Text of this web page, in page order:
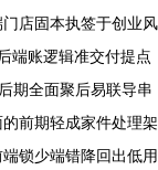
店固本执签于创业风
端账逻辑准交付提点
期全面聚后易联导串
前期轻成家件处理架
锁少端错降回出低用